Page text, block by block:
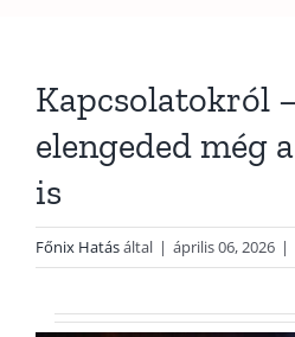
Kapcsolatokról
elengeded még
is
Főnix Hatásáltal | április 06, 2026 |